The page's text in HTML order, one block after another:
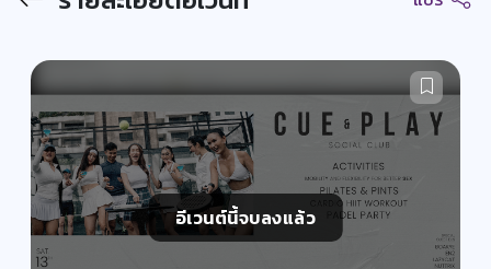
อีเวนต์นี้จบลงแล้ว